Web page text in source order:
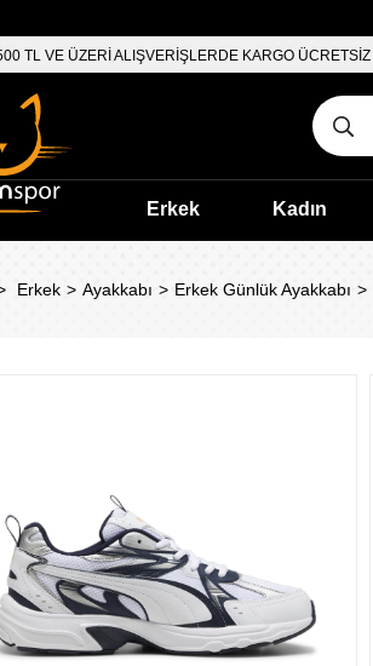
TL VE ÜZERİ ALIŞVERİŞLERDE KARGO ÜCRETSİZ
Erkek Kadın
Erkek Ayakkabı Erkek Günlük Ayakkabı